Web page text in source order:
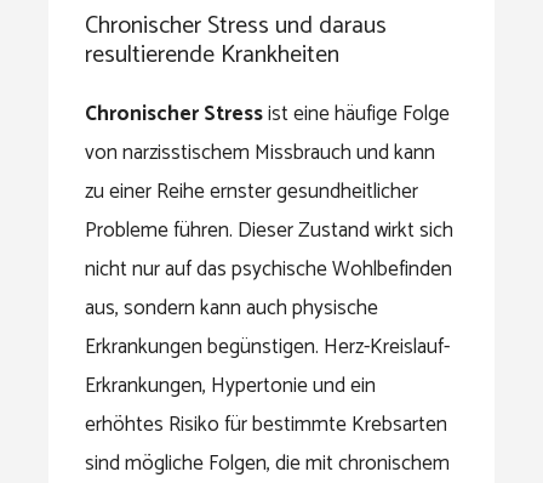
Chronischer Stress und daraus
resultierende Krankheiten
Chronischer Stressist eine häufige Folge
von narzisstischem Missbrauch und kann
zu einer Reihe ernster gesundheitlicher
Probleme führen. Dieser Zustand wirkt sich
nicht nur auf das psychische Wohlbefinden
aus, sondern kann auch physische
Erkrankungen begünstigen. Herz-Kreislauf-
Erkrankungen, Hypertonie und ein
erhöhtes Risiko für bestimmte Krebsarten
sind mögliche Folgen, die mit chronischem